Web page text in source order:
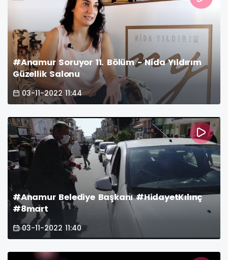
#Anamur Soruyor 11. Bölüm - Nida Yıldırım
Güzellik Salonu
03-11-2022 11:44
#Anamur Belediye Başkanı #HidayetKılınç
#8mart
03-11-2022 11:40